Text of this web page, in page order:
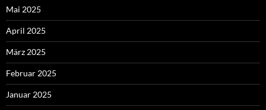
Mai 2025
April 2025
März 2025
Februar 2025
Januar 2025